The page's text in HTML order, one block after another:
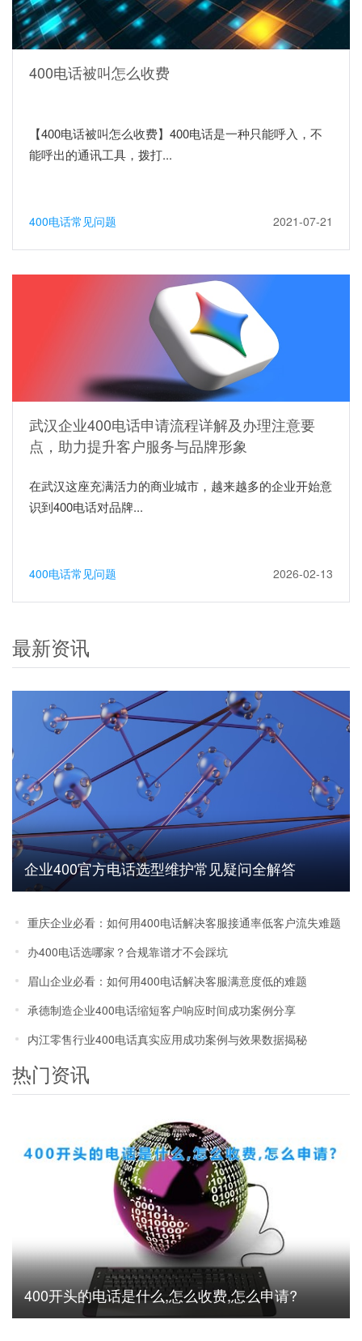
400电话被叫怎么收费
【400电话被叫怎么收费】400电话是一种只能呼入，不
能呼出的通讯工具，拨打...
400电话常见问题 2021-07-21
武汉企业400电话申请流程详解及办理注意要
点，助力提升客户服务与品牌形象
在武汉这座充满活力的商业城市，越来越多的企业开始意
识到400电话对品牌...
400电话常见问题 2026-02-13
最新资讯
企业400官方电话选型维护常见疑问全解答
重庆企业必看：如何用400电话解决客服接通率低客户流失难题
办400电话选哪家？合规靠谱才不会踩坑
眉山企业必看：如何用400电话解决客服满意度低的难题
承德制造企业400电话缩短客户响应时间成功案例分享
内江零售行业400电话真实应用成功案例与效果数据揭秘
热门资讯
400开头的电话是什么,怎么收费,怎么申请?